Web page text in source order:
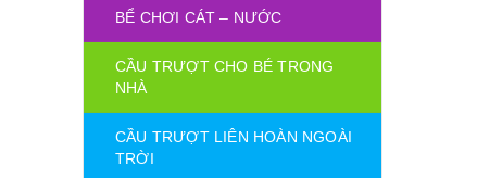
BỂ CHƠI CÁT – NƯỚC
CẦU TRƯỢT CHO BÉ TRONG
NHÀ
CẦU TRƯỢT LIÊN HOÀN NGOÀI
TRỜI